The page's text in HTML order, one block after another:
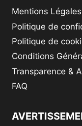
Mentions Légales
Politique de
Politique de
Conditions
Transparence &
FAQ